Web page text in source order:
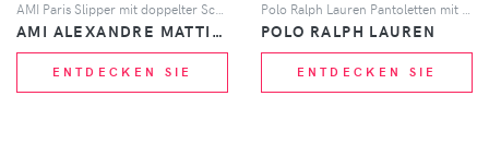
AMI ALEXANDRE MATTIUSSI
ENTDECKEN SIE
POLO RALPH LAUREN
ENTDECKEN SIE